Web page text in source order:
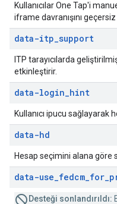
Kullanıcılar One Tap'i
iframe davranışını geçersiz
data-itp_support
ITP tarayıcılarda
etkinleştirir.
data-login_hint
Kullanıcı ipucu sağlayarak
data-hd
Hesap seçimini alana göre
data-use_fedcm_for_
Desteği sonlandırıldı: